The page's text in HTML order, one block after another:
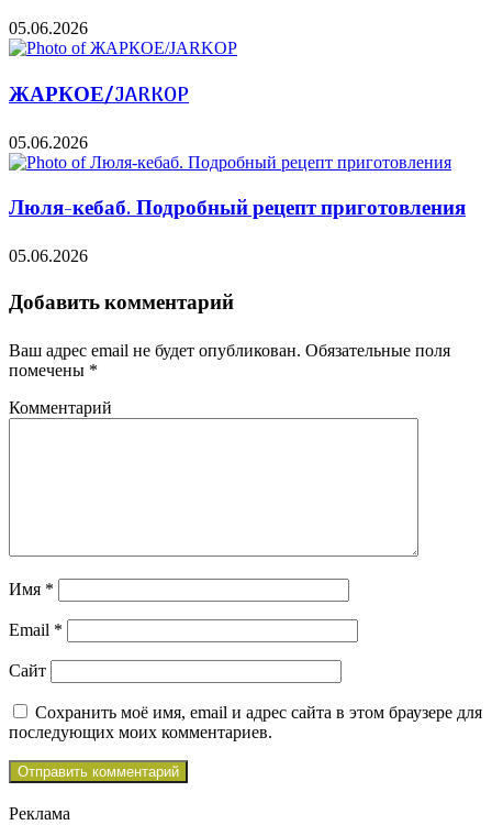
05.06.2026
ЖАРКОЕ/JARKOP
05.06.2026
Люля-кебаб. Подробный рецепт приготовления
05.06.2026
Добавить комментарий
Ваш адрес email не будет опубликован. Обязательные поля
помечены *
Комментарий
Имя *
Email *
Сайт
Сохранить моё имя, email и адрес сайта в этом браузере для
последующих моих комментариев.
Реклама